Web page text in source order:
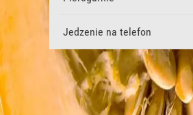
Jedzenie na telefon